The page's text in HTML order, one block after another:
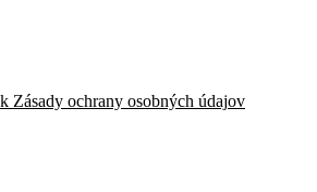
Zásady ochrany osobných údajov